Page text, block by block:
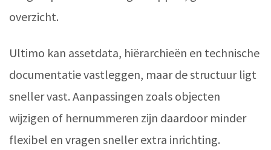
overzicht.
Ultimo kan assetdata, hiërarchieën en technische
documentatie vastleggen, maar de structuur ligt
sneller vast. Aanpassingen zoals objecten
wijzigen of hernummeren zijn daardoor minder
flexibel en vragen sneller extra inrichting.